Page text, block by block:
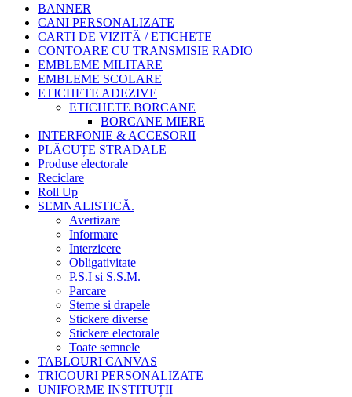
BANNER
CANI PERSONALIZATE
CARTI DE VIZITĂ / ETICHETE
CONTOARE CU TRANSMISIE RADIO
EMBLEME MILITARE
EMBLEME SCOLARE
ETICHETE ADEZIVE
ETICHETE BORCANE
BORCANE MIERE
INTERFONIE & ACCESORII
PLĂCUȚE STRADALE
Produse electorale
Reciclare
Roll Up
SEMNALISTICĂ.
Avertizare
Informare
Interzicere
Obligativitate
P.S.I si S.S.M.
Parcare
Steme si drapele
Stickere diverse
Stickere electorale
Toate semnele
TABLOURI CANVAS
TRICOURI PERSONALIZATE
UNIFORME INSTITUȚII